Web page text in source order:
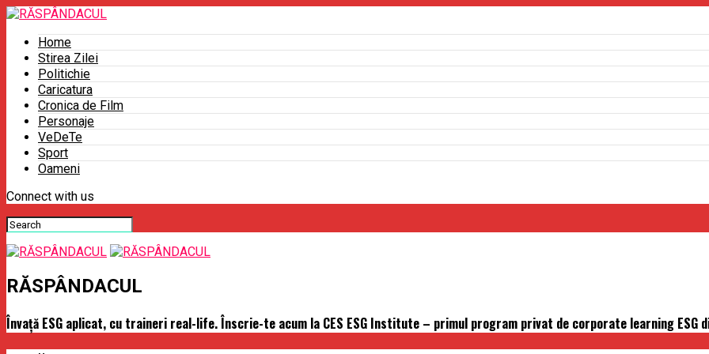
Home
Stirea Zilei
Politichie
Caricatura
Cronica de Film
Personaje
VeDeTe
Sport
Oameni
Connect with us
RĂSPÂNDACUL
Învață ESG aplicat, cu traineri real-life. Înscrie-te acum la CES ESG Institute – primul program privat de corporate learning ESG